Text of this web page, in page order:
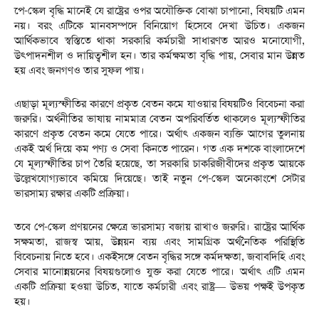
‎পে-স্কেল বৃদ্ধি মানেই যে রাষ্ট্রের ওপর অযৌক্তিক বোঝা চাপানো, বিষয়টি এমন
নয়। বরং এটিকে মানবসম্পদে বিনিয়োগ হিসেবে দেখা উচিত। একজন
আর্থিকভাবে স্বস্তিতে থাকা সরকারি কর্মচারী সাধারণত আরও মনোযোগী,
উৎপাদনশীল ও দায়িত্বশীল হন। তার কর্মক্ষমতা বৃদ্ধি পায়, সেবার মান উন্নত
হয় এবং জনগণও তার সুফল পায়।
‎এছাড়া মূল্যস্ফীতির কারণে প্রকৃত বেতন কমে যাওয়ার বিষয়টিও বিবেচনা করা
জরুরি। অর্থনীতির ভাষায় নামমাত্র বেতন অপরিবর্তিত থাকলেও মূল্যস্ফীতির
কারণে প্রকৃত বেতন কমে যেতে পারে। অর্থাৎ একজন ব্যক্তি আগের তুলনায়
একই অর্থ দিয়ে কম পণ্য ও সেবা কিনতে পারেন। গত এক দশকে বাংলাদেশে
যে মূল্যস্ফীতির চাপ তৈরি হয়েছে, তা সরকারি চাকরিজীবীদের প্রকৃত আয়কে
উল্লেখযোগ্যভাবে কমিয়ে দিয়েছে। তাই নতুন পে-স্কেল অনেকাংশে সেটার
ভারসাম্য রক্ষার একটি প্রক্রিয়া।
‎তবে পে-স্কেল প্রণয়নের ক্ষেত্রে ভারসাম্য বজায় রাখাও জরুরি। রাষ্ট্রের আর্থিক
সক্ষমতা, রাজস্ব আয়, উন্নয়ন ব্যয় এবং সামগ্রিক অর্থনৈতিক পরিস্থিতি
বিবেচনায় নিতে হবে। একইসঙ্গে বেতন বৃদ্ধির সঙ্গে কর্মদক্ষতা, জবাবদিহি এবং
সেবার মানোন্নয়নের বিষয়গুলোও যুক্ত করা যেতে পারে। অর্থাৎ এটি এমন
একটি প্রক্রিয়া হওয়া উচিত, যাতে কর্মচারী এবং রাষ্ট্র— উভয় পক্ষই উপকৃত
হয়।